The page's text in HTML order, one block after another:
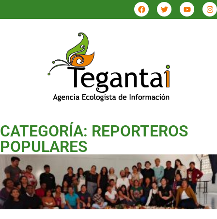
CATEGORÍA: REPORTEROS
POPULARES